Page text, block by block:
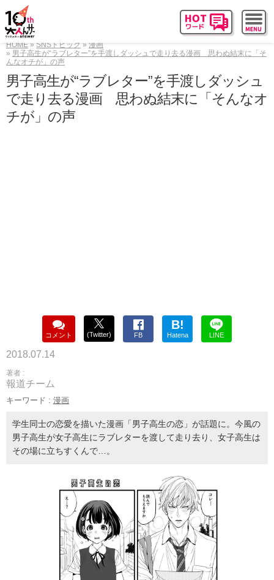
HOME SNSトピック
漫画
男子高生が“ラブレター”を手渡しダッシュで走り去る漫画 思わぬ結末に「そ
んなオチが」の声
男子高生が“ラブレター”を手渡しダッシュ
で走り去る漫画 思わぬ結末に「そんなオ
チが」の声
コメント (Twitter) FB
B!
Hatena LINE
2018.07.14
著者 :
報道チーム
キーワード : 漫画
学生同士の恋愛を描いた漫画「男子高生の恋」が話題に。今風の
男子高生が女子高生にラブレターを渡して走り去り、女子高生は
その場に立ちすくんで…。